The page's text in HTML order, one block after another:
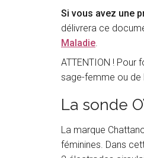
Si vous avez une
délivrera ce
Maladie.
ATTENTION ! Pour
sage-femme ou de
La sonde
La marque
féminines. Dans